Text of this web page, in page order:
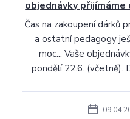
objednávky
Čas na zakoupení dárků
a ostatní pedagogy
moc... Vaše
pondělí 22.6. (včetně).